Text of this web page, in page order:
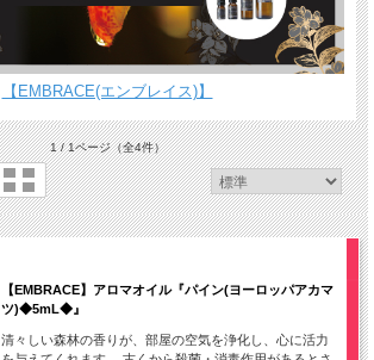
【EMBRACE(エンブレイス)】
1 / 1ページ（全4件）
【EMBRACE】アロマオイル『パイン(ヨーロッパアカマ
ツ)◆5mL◆』
清々しい森林の香りが、部屋の空気を浄化し、心に活力